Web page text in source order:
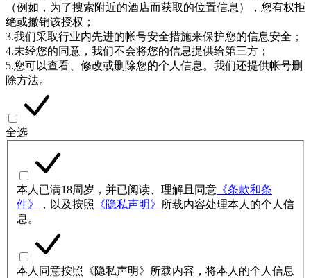
（例如，为了搜索附近的酒店而获取的位置信息），您有权拒
绝或撤销该授权；
3.我们采取行业内先进的帐号安全措施来保护您的信息安全；
4.未经您的同意，我们不会将您的信息提供给第三方；
5.您可以查看、修改或删除您的个人信息。我们还提供帐号删
除方法。
全选
本人已满18周岁，并已阅读、理解且同意 《条款和条
件》
，以及按照 《隐私声明》
所载内容处理本人的个人信
息。
本人同意按照《隐私声明》所载内容，将本人的个人信息